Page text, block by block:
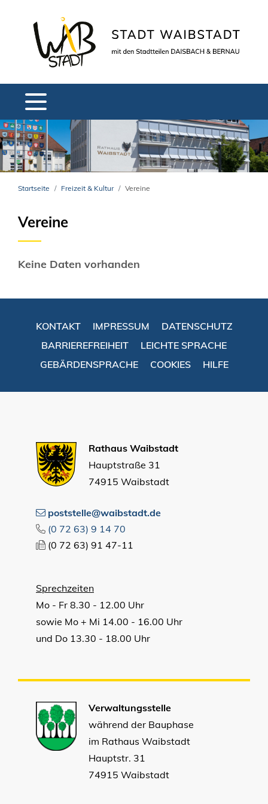
Startseite Freizeit & Kultur Vereine
Vereine
Keine Daten vorhanden
KONTAKT IMPRESSUM
DATENSCHUTZ
BARRIEREFREIHEIT
LEICHTE SPRACHE
GEBÄRDENSPRACHE
COOKIES HILFE
Rathaus Waibstadt
Hauptstraße 31
74915 Waibstadt
poststelle@waibstadt.de
(0 72 63) 9 14 70
(0 72 63) 91 47-11
Sprechzeiten
Mo - Fr 8.30 - 12.00 Uhr
sowie Mo + Mi 14.00 - 16.00 Uhr
und Do 13.30 - 18.00 Uhr
Verwaltungsstelle
während der Bauphase
im Rathaus Waibstadt
Hauptstr. 31
74915 Waibstadt